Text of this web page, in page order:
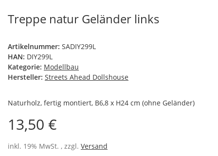
Treppe natur Geländer links
Artikelnummer: SADIY299L
HAN: DIY299L
Kategorie: Modellbau
Hersteller: Streets Ahead Dollshouse
Naturholz, fertig montiert, B6,8 x H24 cm (ohne Geländer)
13,50 €
inkl. 19% MwSt. , zzgl. Versand